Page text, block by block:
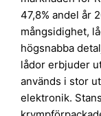
47,8% andel år
mångsidighet,
högsnabba
lådor erbjuder
används i stor
elektronik.